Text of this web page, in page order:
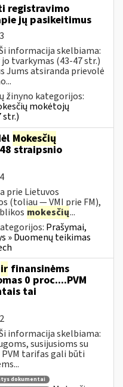
registravimo
jų pasikeitimus
informacija skelbiama:
tvarkymas (43-47 str.)
Jums atsiranda prievolė
žinyno kategorijos:
mokėtojų
str.)
Mokesčių
straipsnio
prie Lietuvos
(toliau — VMI prie FM),
mokesčių...
Prašymai,
» Duomenų teikimas
ir finansinėms
0 proc....PVM
tai
informacija skelbiama:
susijusioms su
tarifas gali būti
dokumentai